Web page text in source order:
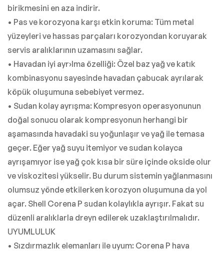
birikmesini en aza indirir.
• Pas ve korozyona karşı etkin koruma: Tüm metal
yüzeyleri ve hassas parçaları korozyondan koruyarak
servis aralıklarının uzamasını sağlar.
• Havadan iyi ayr›lma özelliği: Özel baz yağ ve katık
kombinasyonu sayesinde havadan çabucak ayrılarak
köpük oluşumuna sebebiyet vermez.
• Sudan kolay ayrışma: Kompresyon operasyonunun
doğal sonucu olarak kompresyonun herhangi bir
aşamasında havadaki su yoğunlaşır ve yağ ile temasa
geçer. Eğer yağ suyu itemiyor ve sudan kolayca
ayrışamıyor ise yağ çok kısa bir süre içinde okside olur
ve viskozitesi yükselir. Bu durum sistemin yağlanmasını
olumsuz yönde etkilerken korozyon oluşumuna da yol
açar. Shell Corena P sudan kolaylıkla ayrışır. Fakat su
düzenli aralıklarla dreyn edilerek uzaklaştırılmalıdır.
UYUMLULUK
• Sızdırmazlık elemanları ile uyum: Corena P hava